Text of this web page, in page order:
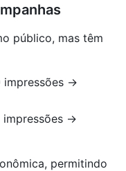
público, mas têm
impressões →
impressões →
permitindo